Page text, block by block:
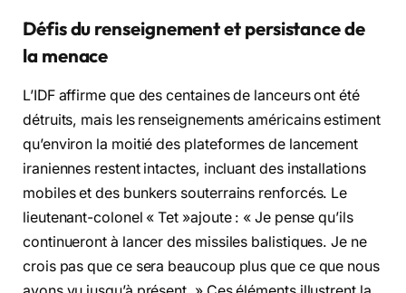
Défis du renseignement et persistance de
la menace
L’IDF affirme que des centaines de lanceurs ont été
détruits, mais les renseignements américains estiment
qu’environ la moitié des plateformes de lancement
iraniennes restent intactes, incluant des installations
mobiles et des bunkers souterrains renforcés. Le
lieutenant-colonel « Tet »ajoute : « Je pense qu’ils
continueront à lancer des missiles balistiques. Je ne
crois pas que ce sera beaucoup plus que ce que nous